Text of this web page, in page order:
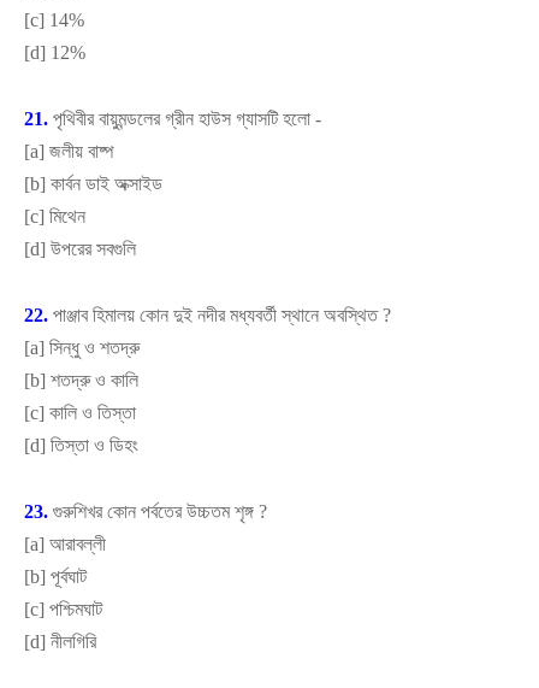
[c] 14%
[d] 12%
21. পৃথিবীর বায়ুমন্ডলের গ্রীন হাউস গ্যাসটি হলো -
[a] জলীয় বাষ্প
[b] কার্বন ডাই অক্সাইড
[c] মিথেন
[d] উপরের সবগুলি
22. পাঞ্জাব হিমালয় কোন দুই নদীর মধ্যবর্তী স্থানে অবস্থিত?
[a] সিন্ধু ও শতদ্রু
[b] শতদ্রু ও কালি
[c] কালি ও তিস্তা
[d] তিস্তা ও ডিহং
23. গুরুশিখর কোন পর্বতের উচ্চতম শৃঙ্গ ?
[a] আরাবল্লী
[b] পূর্বঘাট
[c] পশ্চিমঘাট
[d] নীলগিরি